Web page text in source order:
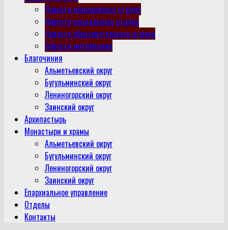
Новости молодежного отдела
Новости социального отдела
Новости образовательного отдела
Новости митрополии
Благочиния
Альметьевский округ
Бугульминский округ
Лениногорский округ
Заинский округ
Архипастырь
Монастыри и храмы
Альметьевский округ
Бугульминский округ
Лениногорский округ
Заинский округ
Епархиальное управление
Отделы
Контакты